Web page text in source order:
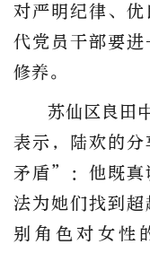
对严明纪律、
代党员干部要
修养。
苏仙区良田
表示，陆欢的
矛盾”：他既真
法为她们找到
别角色对女性